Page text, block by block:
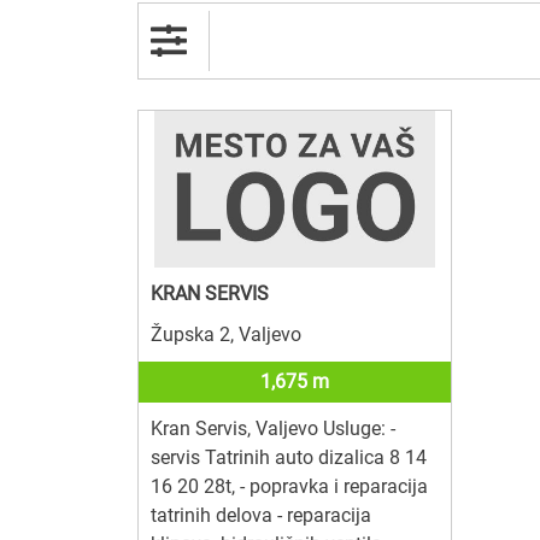
KRAN SERVIS
Župska 2, Valjevo
1,675 m
Kran Servis, Valjevo Usluge: -
servis Tatrinih auto dizalica 8 14
16 20 28t, - popravka i reparacija
tatrinih delova - reparacija